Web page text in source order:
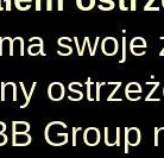
swoje
Group